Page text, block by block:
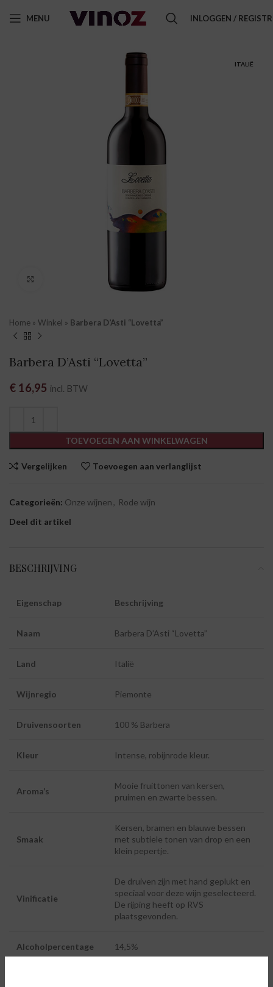
MENU INLOGGEN /
ITALIË
Klik om te vergroten
Home » Winkel » Barbera D’Asti “Lovetta”
Barbera D’Asti “Lovetta”
€ 16,95 incl. BTW
TOEVOEGEN AAN WINKELWAGEN
Vergelijken Toevoegen aan verlanglijst
Categorieën: Onze wijnen , Rode wijn
Deel dit artikel
BESCHRIJVING
Eigenschap Beschrijving
Naam Barbera D’Asti “Lovetta”
Land Italië
Wijnregio Piemonte
Druivensoorten 100 % Barbera
Kleur Intense, robijnrode kleur.
Aroma’s
Mooie fruittonen van kersen,
pruimen en zwarte bessen.
Smaak
Kersen, bramen en blauwe bessen
met subtiele tonen van drop en een
klein pepertje.
Vinificatie
De druiven zijn met hand geplukt en
speciaal voor deze wijn geselecteerd.
De rijping heeft op RVS
plaatsgevonden.
Alcoholpercentage 14,5%